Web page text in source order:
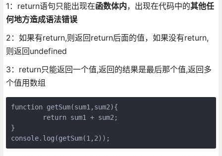
1：return语句只能出现在函数体内，出现在代码中的其他任
何地方造成语法错误
2：如果有return,则返回return后面的值，如果没有return,
则返回undefined
3：return只能返回一个值,返回的结果是最后那个值,返回多
个值用数组
function getSum(sum1,sum2){
}
console.log(getSum(1,2));